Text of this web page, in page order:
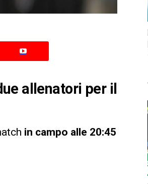
allenatori per il
in campo alle 20:45